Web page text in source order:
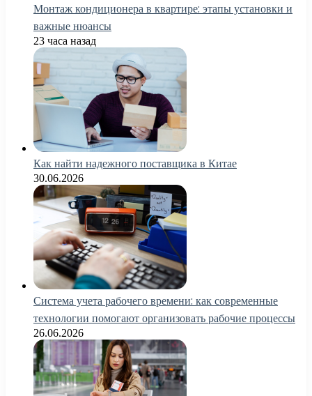
Монтаж кондиционера в квартире: этапы установки и
важные нюансы
23 часа назад
Как найти надежного поставщика в Китае
30.06.2026
Система учета рабочего времени: как современные
технологии помогают организовать рабочие процессы
26.06.2026